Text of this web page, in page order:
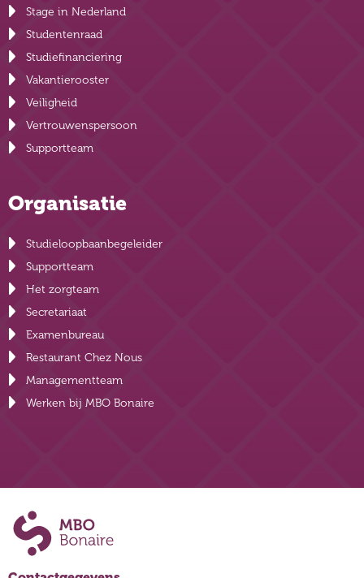
Stage in Nederland
Studentenraad
Studiefinanciering
Vakantierooster
Veiligheid
Vertrouwenspersoon
Supportteam
Organisatie
Studieloopbaanbegeleider
Supportteam
Het zorgteam
Secretariaat
Examenbureau
Restaurant Chez Nous
Managementteam
Werken bij MBO Bonaire